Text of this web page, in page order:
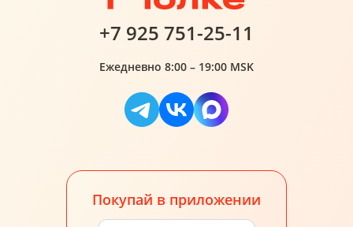
+7 925 751-25-11
Ежедневно 8:00 – 19:00 MSK
Покупай в приложении